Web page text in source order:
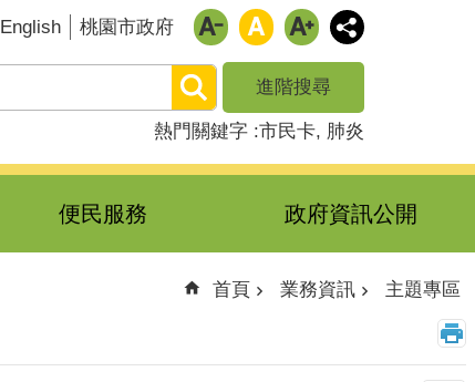
English 桃園市政府
進階搜尋
熱門關鍵字 市民卡 肺炎
便民服務 政府資訊公開
首頁 業務資訊 主題專區